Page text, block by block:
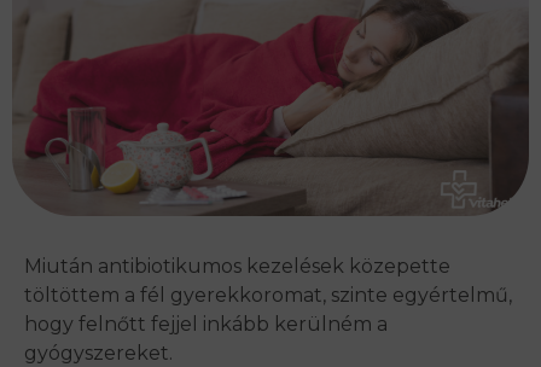
Miután antibiotikumos kezelések közepette
töltöttem a fél gyerekkoromat, szinte egyértelmű,
hogy felnőtt fejjel inkább kerülném a
gyógyszereket.